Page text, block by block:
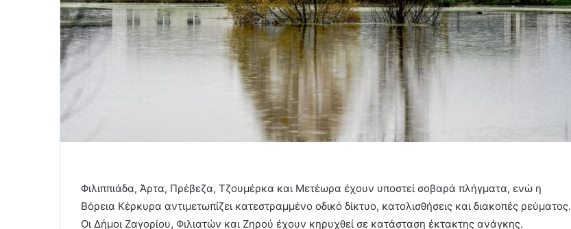
Φιλιππιάδα, Άρτα, Πρέβεζα, Τζουμέρκα και Μετέωρα έχουν υποστεί σοβαρά πλήγματα, ενώ η
Βόρεια Κέρκυρα αντιμετωπίζει κατεστραμμένο οδικό δίκτυο, κατολισθήσεις και διακοπές ρεύματος.
Οι Δήμοι Ζαγορίου, Φιλιατών και Ζηρού έχουν κηρυχθεί σε κατάσταση έκτακτης ανάγκης.